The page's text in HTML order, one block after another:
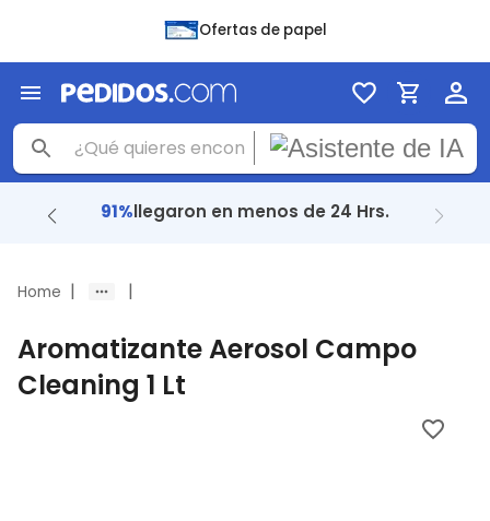
Ofertas de papel
91%llegaron en menos de 24 Hrs.
Home | |
Aromatizante Aerosol Campo
Cleaning 1 Lt